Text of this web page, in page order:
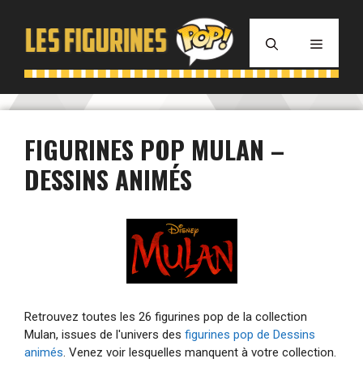
contenu
MENU
FIGURINES POP MULAN –
DESSINS ANIMÉS
Retrouvez toutes les 26 figurines pop de la collection
Mulan, issues de l'univers des figurines pop de Dessins
animés. Venez voir lesquelles manquent à votre collection.